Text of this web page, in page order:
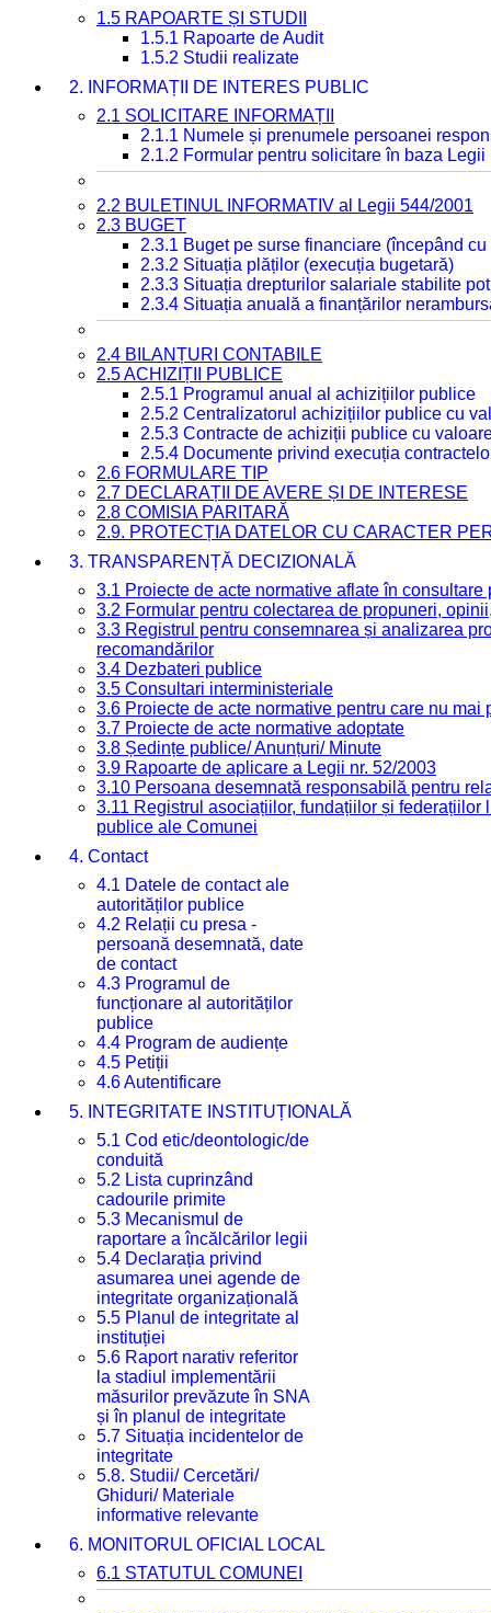
1.5 RAPOARTE ȘI STUDII
1.5.1 Rapoarte de Audit
1.5.2 Studii realizate
2. INFORMAȚII DE INTERES PUBLIC
2.1 SOLICITARE INFORMAȚII
2.1.1 Numele și prenumele persoanei
2.1.2 Formular pentru solicitare în baza Legii
2.2 BULETINUL INFORMATIV al Legii 544/2001
2.3 BUGET
2.3.1 Buget pe surse financiare (începând
2.3.2 Situația plăților (execuția bugetară)
2.3.3 Situația drepturilor salariale stabilite
2.3.4 Situația anuală a finanțărilor
2.4 BILANȚURI CONTABILE
2.5 ACHIZIȚII PUBLICE
2.5.1 Programul anual al achizițiilor publice
2.5.2 Centralizatorul achizițiilor publice cu
2.5.3 Contracte de achiziții publice cu
2.5.4 Documente privind execuția
2.6 FORMULARE TIP
2.7 DECLARAȚII DE AVERE ȘI DE INTERESE
2.8 COMISIA PARITARĂ
2.9. PROTECȚIA DATELOR CU CARACTER
3. TRANSPARENȚĂ DECIZIONALĂ
3.1 Proiecte de acte normative aflate în consultare
3.2 Formular pentru colectarea de propuneri,
3.3 Registrul pentru consemnarea și analizarea
recomandărilor
3.4 Dezbateri publice
3.5 Consultari interministeriale
3.6 Proiecte de acte normative pentru care nu mai
3.7 Proiecte de acte normative adoptate
3.8 Ședințe publice/ Anunțuri/ Minute
3.9 Rapoarte de aplicare a Legii nr. 52/2003
3.10 Persoana desemnată responsabilă pentru
3.11 Registrul asociațiilor, fundațiilor și federațiilor
publice ale Comunei
4. Contact
4.1 Datele de contact ale
autorităților publice
4.2 Relații cu presa -
persoană desemnată, date
de contact
4.3 Programul de
funcționare al autorităților
publice
4.4 Program de audiențe
4.5 Petiții
4.6 Autentificare
5. INTEGRITATE INSTITUȚIONALĂ
5.1 Cod etic/deontologic/de
conduită
5.2 Lista cuprinzând
cadourile primite
5.3 Mecanismul de
raportare a încălcărilor legii
5.4 Declarația privind
asumarea unei agende de
integritate organizațională
5.5 Planul de integritate al
instituției
5.6 Raport narativ referitor
la stadiul implementării
măsurilor prevăzute în SNA
și în planul de integritate
5.7 Situația incidentelor de
integritate
5.8. Studii/ Cercetări/
Ghiduri/ Materiale
informative relevante
6. MONITORUL OFICIAL LOCAL
6.1 STATUTUL COMUNEI